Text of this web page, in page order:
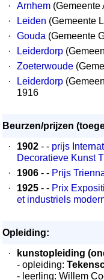
·
Arnhem (Gemeente
·
Leiden (Gemeente
·
Gouda (Gemeente
·
Leiderdorp
·
Zoeterwoude
·
Leiderdorp
1916
Beurzen/prijzen
·
1902 - - prijs
Decoratieve Kunst
·
1906 - - Prijs
·
1925 - - Prix
et industriels
Opleiding:
·
kunstopleiding
- opleiding:
- leerling: Willem